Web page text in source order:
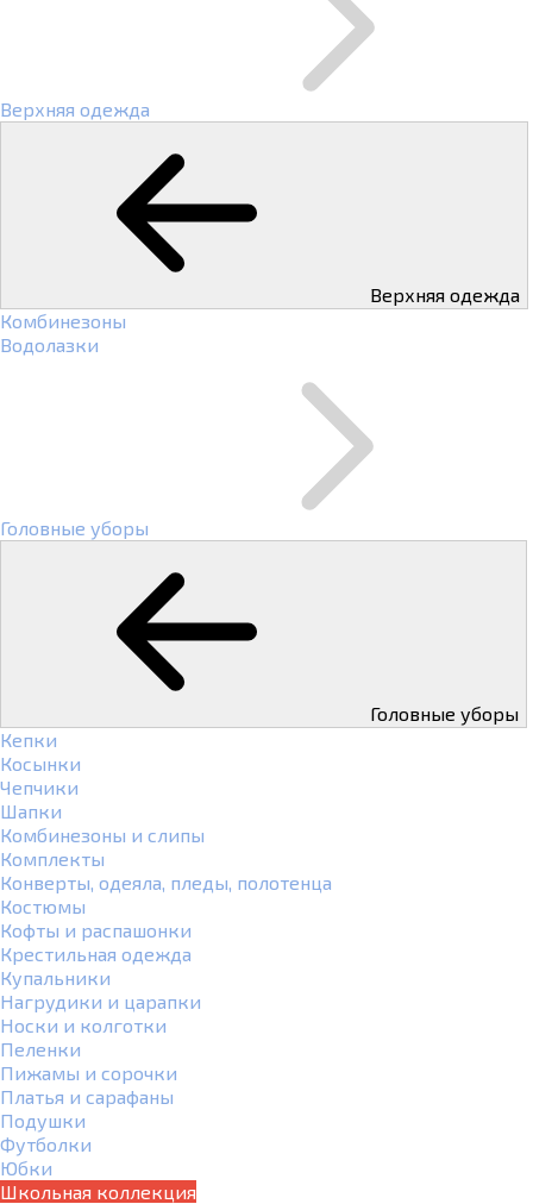
Верхняя одежда
Верхняя одежда
Комбинезоны
Водолазки
Головные уборы
Головные уборы
Кепки
Косынки
Чепчики
Шапки
Комбинезоны и слипы
Комплекты
Конверты, одеяла, пледы, полотенца
Костюмы
Кофты и распашонки
Крестильная одежда
Купальники
Нагрудики и царапки
Носки и колготки
Пеленки
Пижамы и сорочки
Платья и сарафаны
Подушки
Футболки
Юбки
Школьная коллекция